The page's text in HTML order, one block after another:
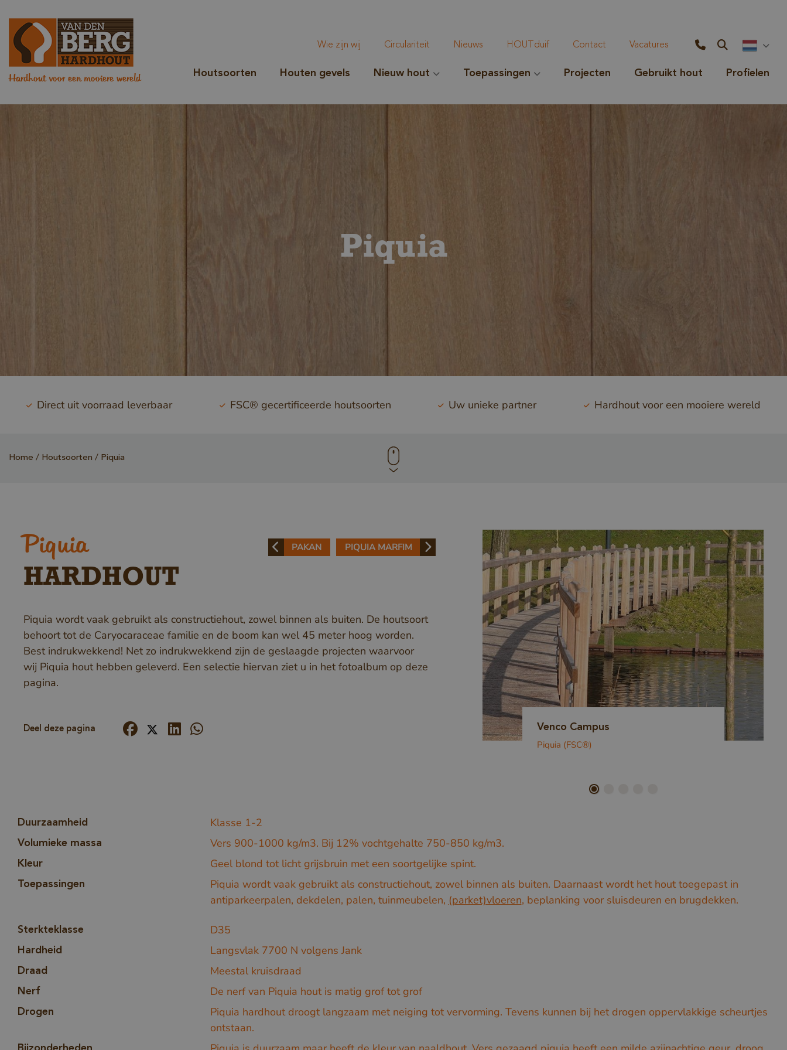
Hardhout voor een mooiere wereld
Wie zijn wij Circulariteit Nieuws HOUTduif Contact Vacatures
Houtsoorten Houten gevels Nieuw hout Toepassingen Projecten Gebruikt hout Profielen
Piquia
Direct uit voorraad leverbaar FSC® gecertificeerde houtsoorten Uw unieke partner Hardhout voor een mooiere wereld
Home Houtsoorten Piquia
Piquia
HARDHOUT
PAKAN PIQUIA MARFIM
Piquia wordt vaak gebruikt als constructiehout, zowel binnen als buiten. De houtsoort
behoort tot de Caryocaraceae familie en de boom kan wel 45 meter hoog worden.
Best indrukwekkend! Net zo indrukwekkend zijn de geslaagde projecten waarvoor
wij Piquia hout hebben geleverd. Een selectie hiervan ziet u in het fotoalbum op deze
pagina.
Deel deze pagina Broeckgouw
Guariuba, Cumaru, Piquia (allen FSC®)
Duurzaamheid Klasse 1-2
Volumieke massa Vers 900-1000 kg/m3. Bij 12% vochtgehalte 750-850 kg/m3.
Kleur Geel blond tot licht grijsbruin met een soortgelijke spint.
Toepassingen
Piquia wordt vaak gebruikt als constructiehout, zowel binnen als buiten. Daarnaast wordt het hout toegepast in
antiparkeerpalen, dekdelen, palen, tuinmeubelen, (parket)vloeren, beplanking voor sluisdeuren en brugdekken.
Sterkteklasse D35
Hardheid Langsvlak 7700 N volgens Jank
Draad Meestal kruisdraad
Nerf De nerf van Piquia hout is matig grof tot grof
Drogen
Piquia hardhout droogt langzaam met neiging tot vervorming. Tevens kunnen bij het drogen oppervlakkige scheurtjes
ontstaan.